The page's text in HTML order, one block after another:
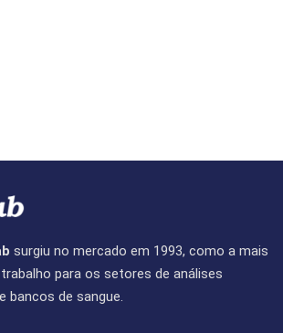
surgiu no mercado em 1993, como a mais
para os setores de análises
bancos de sangue.